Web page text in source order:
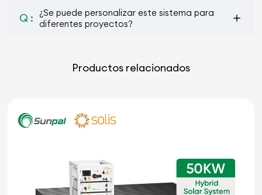
Q :
¿Se puede personalizar este sistema para
diferentes proyectos?
Productos relacionados